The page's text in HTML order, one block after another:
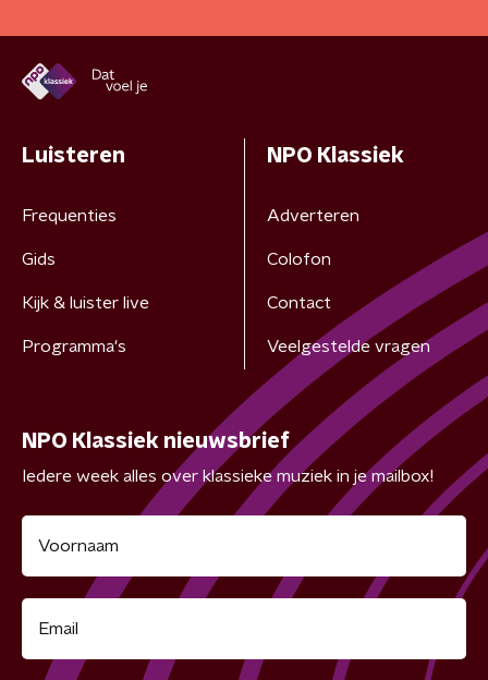
Luisteren
Frequenties
Gids
Kijk & luister live
Programma's
NPO Klassiek
Adverteren
Colofon
Contact
Veelgestelde vragen
NPO Klassiek nieuwsbrief
Iedere week alles over klassieke muziek in je mailbox!